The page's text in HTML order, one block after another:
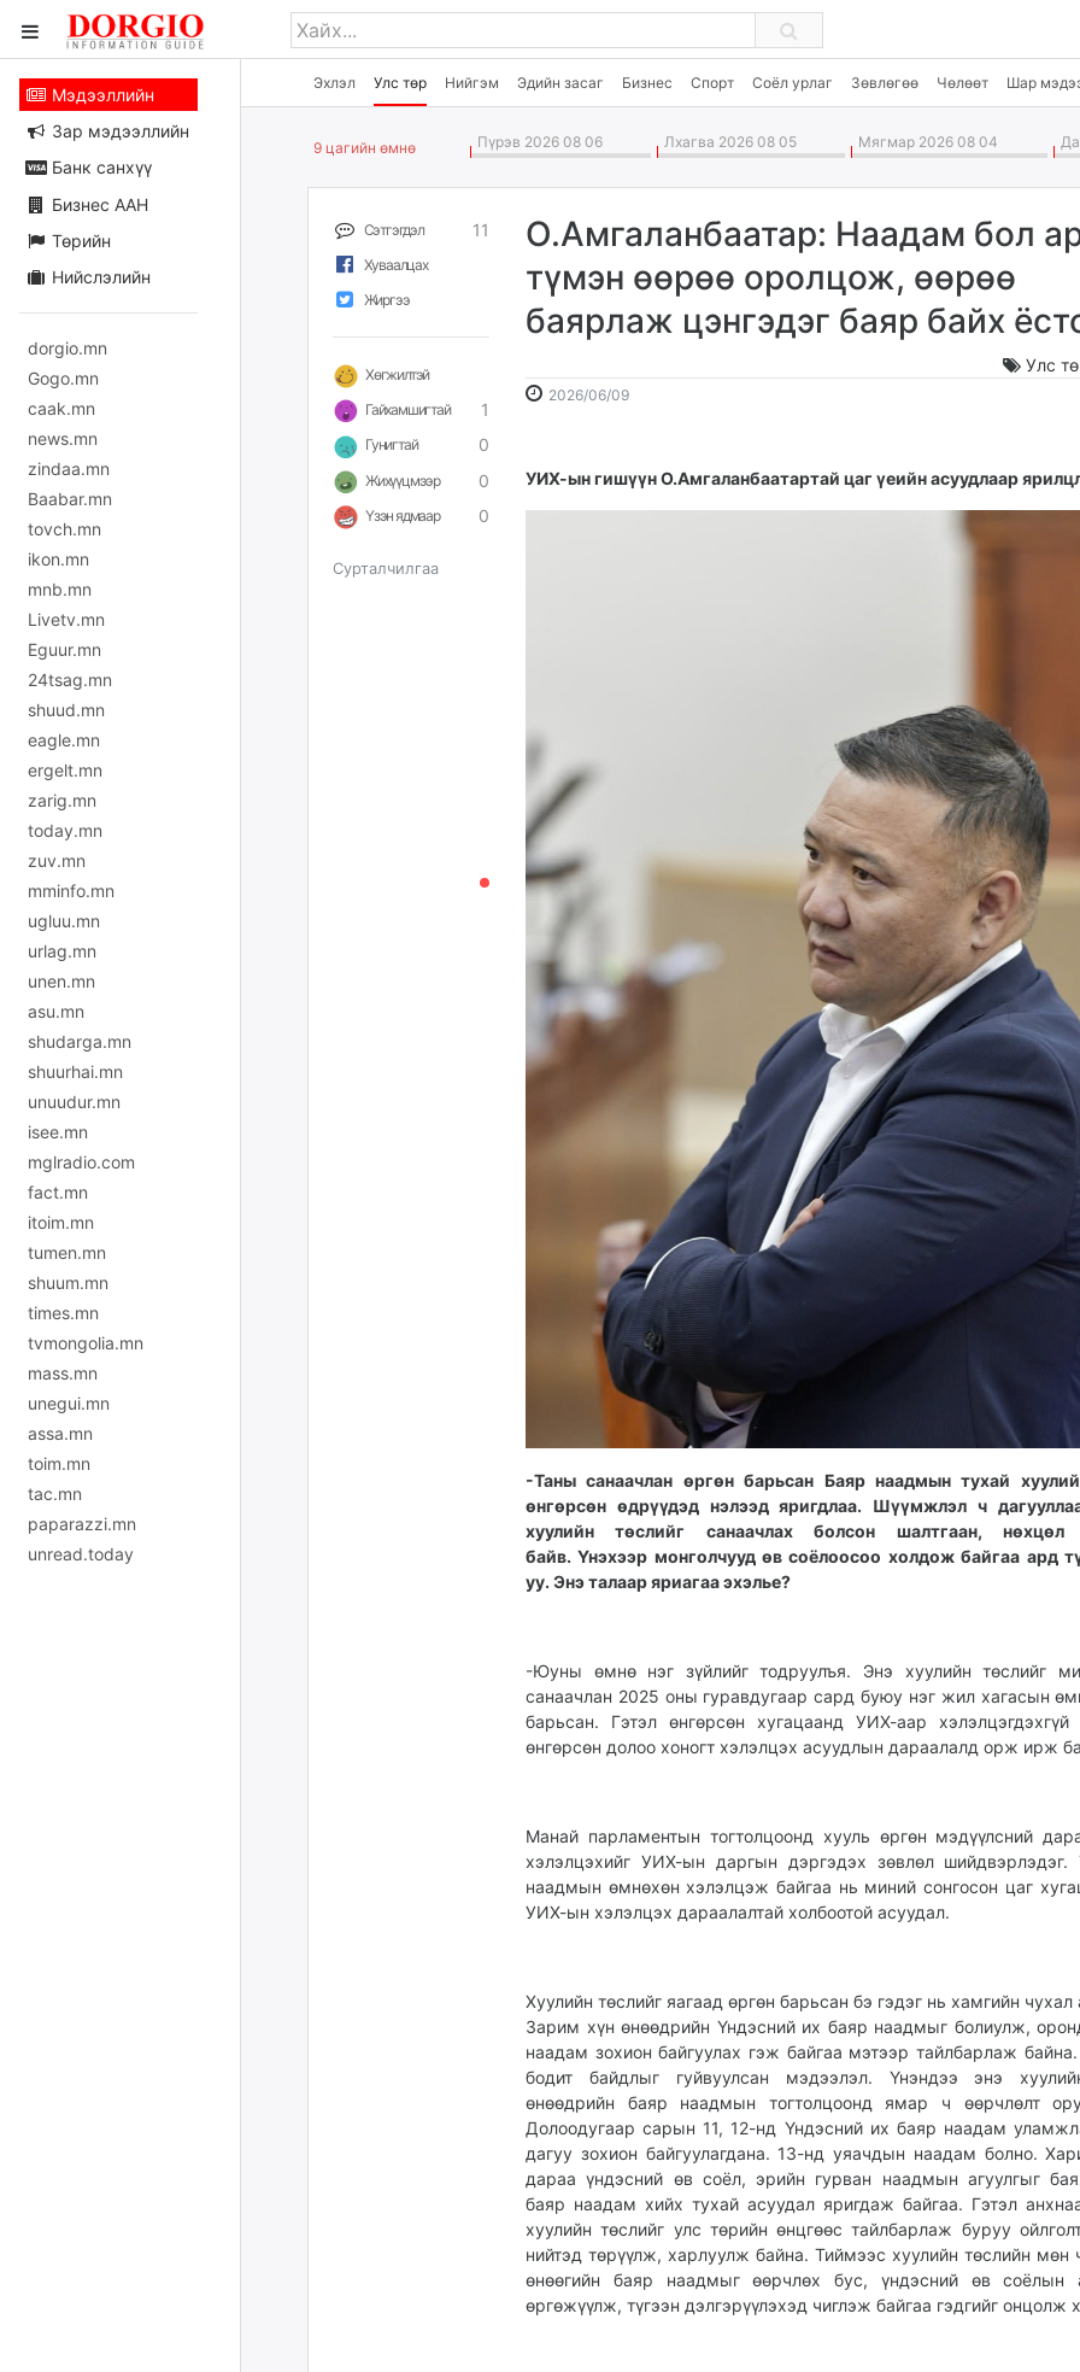
Эхлэл Улс төр Нийгэм Эдийн засаг Бизнес Спорт Соёл урлаг Зөвлөгөө Чөлөөт Шар
Мэдээллийн
Зар мэдээллийн
Банк санхүү
Бизнес ААН
Төрийн
Нийслэлийн
dorgio.mn
Gogo.mn
caak.mn
news.mn
zindaa.mn
Baabar.mn
tovch.mn
ikon.mn
mnb.mn
Livetv.mn
Eguur.mn
24tsag.mn
shuud.mn
eagle.mn
ergelt.mn
zarig.mn
today.mn
zuv.mn
mminfo.mn
ugluu.mn
urlag.mn
unen.mn
asu.mn
shudarga.mn
shuurhai.mn
unuudur.mn
isee.mn
mglradio.com
fact.mn
itoim.mn
tumen.mn
shuum.mn
times.mn
tvmongolia.mn
mass.mn
unegui.mn
assa.mn
toim.mn
tac.mn
paparazzi.mn
unread.today
9 цагийн өмнө Пүрэв 2026 08 06 Лхагва 2026 08 05 Мягмар 2026 08 04
Сэтгэгдэл 11
Хуваалцах
Жиргээ
Хөгжилтэй
Гайхамшигтай
1
Гунигтай 0
Жихүүцмээр 0
Үзэн ядмаар 0
Сурталчилгаа
О.Амгаланбаатар: Наадам бол
түмэн өөрөө оролцож, өөрөө
баярлаж цэнгэдэг баяр байх
Улс
2026/06/092026-
15:43:07
2026-
01:33:45
УИХ-ын гишүүн О.Амгаланбаатартай цаг үеийн асуудлаар
-Таны санаачлан өргөн барьсан Баяр наадмын тухай
өнгөрсөн өдрүүдэд нэлээд яригдлаа. Шүүмжлэл ч
хуулийн төслийг санаачлах болсон шалтгаан,
байв. Үнэхээр монголчууд өв соёлоосоо холдож байгаа ард
уу. Энэ талаар яриагаа эхэлье?
-Юуны өмнө нэг зүйлийг тодруулъя. Энэ хуулийн төслийг
санаачлан 2025 оны гуравдугаар сард буюу нэг жил хагасын
барьсан. Гэтэл өнгөрсөн хугацаанд УИХ-аар хэлэлцэгдэхгүй
өнгөрсөн долоо хоногт хэлэлцэх асуудлын дараалалд орж ирж
Манай парламентын тогтолцоонд хууль өргөн мэдүүлсний
хэлэлцэхийг УИХ-ын даргын дэргэдэх зөвлөл шийдвэрлэдэг.
наадмын өмнөхөн хэлэлцэж байгаа нь миний сонгосон цаг
УИХ-ын хэлэлцэх дараалалтай холбоотой асуудал.
Хуулийн төслийг яагаад өргөн барьсан бэ гэдэг нь хамгийн чухал
Зарим хүн өнөөдрийн Үндэсний их баяр наадмыг болиулж,
наадам зохион байгуулах гэж байгаа мэтээр тайлбарлаж
бодит байдлыг гуйвуулсан мэдээлэл. Үнэндээ энэ
өнөөдрийн баяр наадмын тогтолцоонд ямар ч өөрчлөлт
Долоодугаар сарын 11, 12-нд Үндэсний их баяр наадам
дагуу зохион байгуулагдана. 13-нд уяачдын наадам болно.
дараа үндэсний өв соёл, эрийн гурван наадмын агуулгыг
баяр наадам хийх тухай асуудал яригдаж байгаа. Гэтэл
хуулийн төслийг улс төрийн өнцгөөс тайлбарлаж буруу
нийтэд төрүүлж, харлуулж байна. Тиймээс хуулийн төслийн мөн
өнөөгийн баяр наадмыг өөрчлөх бус, үндэсний өв соёлын
өргөжүүлж, түгээн дэлгэрүүлэхэд чиглэж байгаа гэдгийг онцолж